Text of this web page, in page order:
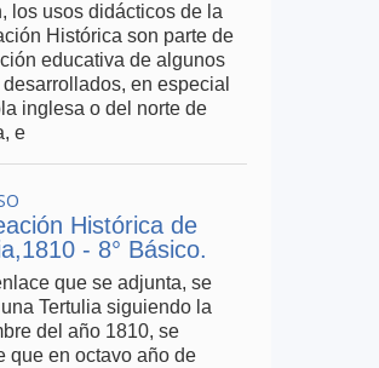
los usos didácticos de la
Histórica son parte de
educativa de algunos
en especial
inglesa o del norte de
e
Histórica de
- 8° Básico.
que se adjunta, se
Tertulia siguiendo la
del año 1810, se
que en octavo año de